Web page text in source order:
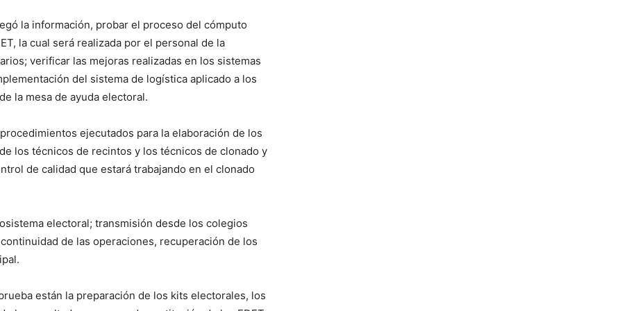
la información, probar el proceso del cómputo
la cual será realizada por el personal de la
verificar las mejoras realizadas en los sistemas
del sistema de logística aplicado a los
la mesa de ayuda electoral.
ejecutados para la elaboración de los
los técnicos de recintos y los técnicos de clonado y
de calidad que estará trabajando en el clonado
electoral; transmisión desde los colegios
de las operaciones, recuperación de los
están la preparación de los kits electorales, los